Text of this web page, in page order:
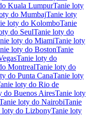
Kuala LumpurTanie loty
do MumbajTanie loty
loty do KolomboTanie
do SeulTanie loty do
loty do MiamiTanie loty
loty do BostonTanie
Tanie loty do
MontrealTanie loty do
do Punta CanaTanie loty
loty do Rio de
do Buenos AiresTanie loty
loty do NairobiTanie
loty do LizbonyTanie loty